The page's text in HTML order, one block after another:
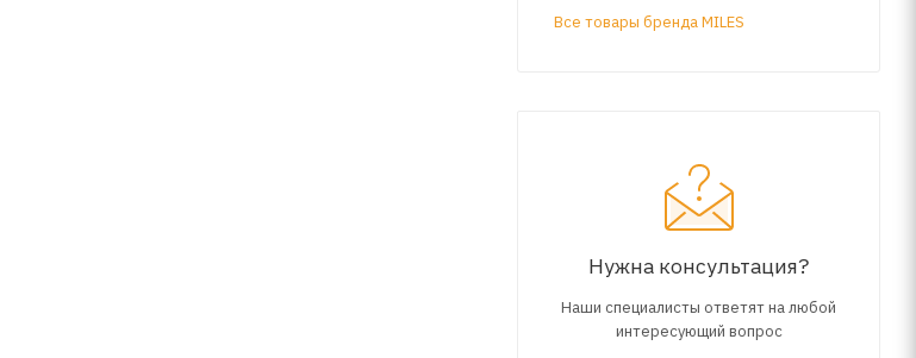
Все товары бренда MILES
Нужна консультация?
Наши специалисты ответят на любой
интересующий вопрос